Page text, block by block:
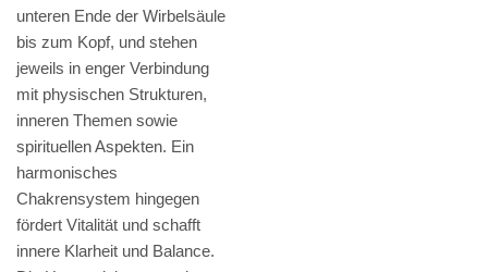
unteren Ende der Wirbelsäule
bis zum Kopf, und stehen
jeweils in enger Verbindung
mit physischen Strukturen,
inneren Themen sowie
spirituellen Aspekten. Ein
harmonisches
Chakrensystem hingegen
fördert Vitalität und schafft
innere Klarheit und Balance.